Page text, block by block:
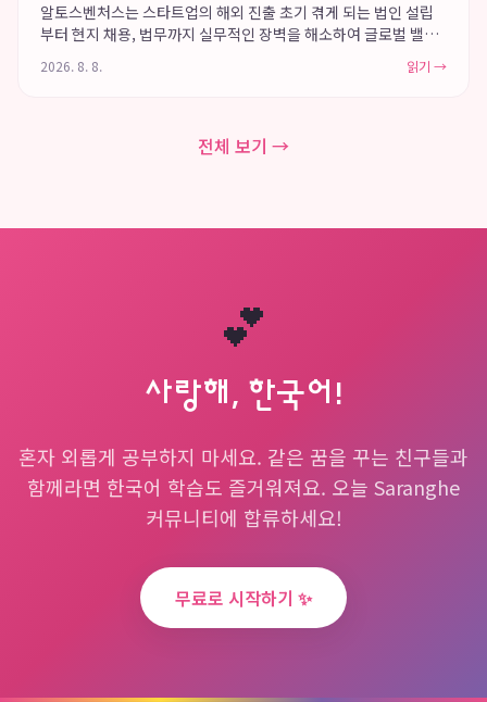
알토스벤처스는 스타트업의 해외 진출 초기 겪게 되는 법인 설립
부터 현지 채용, 법무까지 실무적인 장벽을 해소하여 글로벌 밸류
업을 돕는 든든한 동반자입니다. 특히, 미국 델라웨어 C-Corp 전
환과 같은 해외 법인 설립의 복잡한 법률 및 행정 가이드를 제공하
2026. 8. 8. 읽기 →
전체 보기 →
💕
사랑해, 한국어!
혼자 외롭게 공부하지 마세요. 같은 꿈을 꾸는 친구들과
함께라면 한국어 학습도 즐거워져요. 오늘 Saranghe
커뮤니티에 합류하세요!
무료로 시작하기 ✨